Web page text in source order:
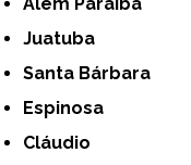
Juatuba
Santa Bárbara
Espinosa
Cláudio